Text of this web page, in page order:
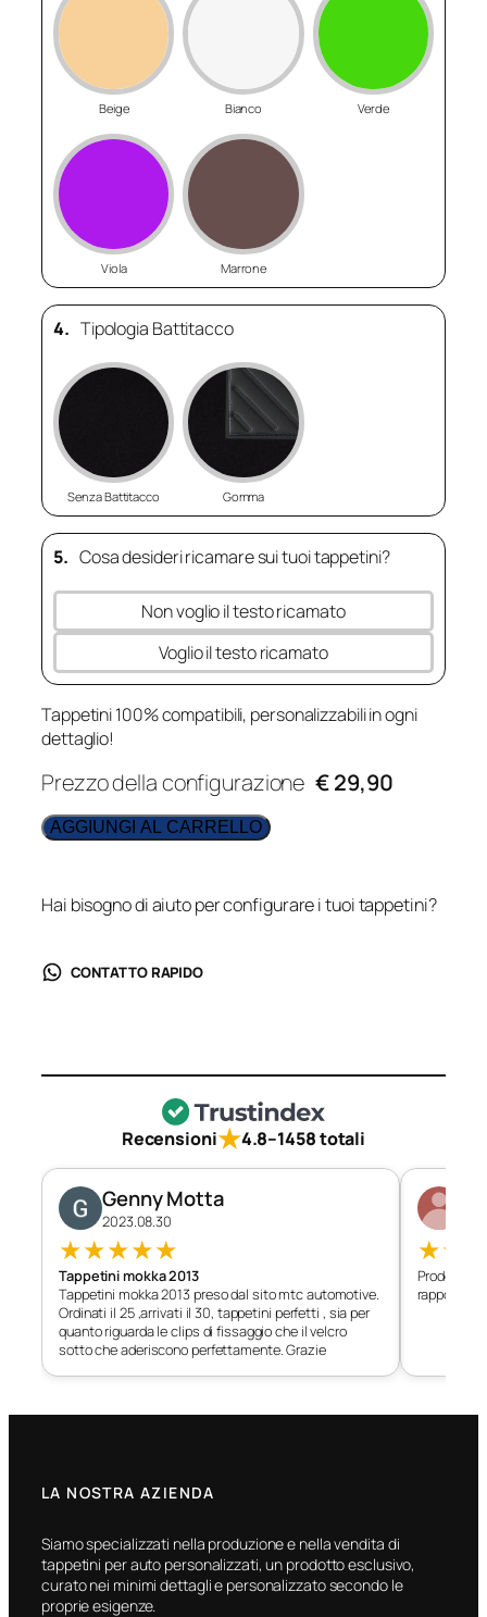
Beige Bianco Verde
Viola Marrone
4. Tipologia Battitacco
Senza Battitacco Gomma
5. Cosa desideri ricamare sui tuoi tappetini?
Non voglio il testo ricamato
Voglio il testo ricamato
Tappetini 100% compatibili, personalizzabili in ogni
dettaglio!
Prezzo della configurazione € 29,90
AGGIUNGI AL CARRELLO
Hai bisogno di aiuto per configurare i tuoi tappetini?
CONTATTO RAPIDO
Recensioni★4.8–1458 totali
Genny Motta
2023.08.30
★★★★★
Tappetini mokka 2013
Tappetini mokka 2013 preso dal sito mtc automotive.
Ordinati il 25 ,arrivati il 30, tappetini perfetti , sia per
quanto riguarda le clips di fissaggio che il velcro
sotto che aderiscono perfettamente. Grazie
★★
Prodotto
rapporto
LA NOSTRA AZIENDA
Siamo specializzati nella produzione e nella vendita di
tappetini per auto personalizzati, un prodotto esclusivo,
curato nei minimi dettagli e personalizzato secondo le
proprie esigenze.